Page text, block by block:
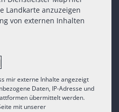
Landkarte anzuzeigen
von externen Inhalten
mir externe Inhalte angezeigt
Daten, IP-Adresse und
übermittelt werden.
mit unserer